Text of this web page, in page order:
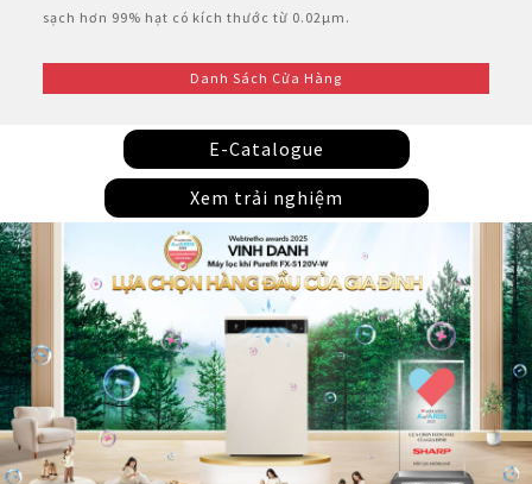
sạch hơn 99% hạt có kích thước từ 0.02µm.
Danh Sách Cửa Hàng
E-Catalogue
Xem trải nghiệm